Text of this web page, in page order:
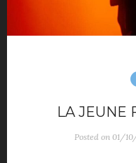
LA JEUNE
Posted on 01/